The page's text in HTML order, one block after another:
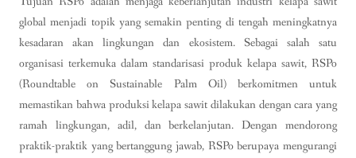
global menjadi topik yang semakin penting di tengah meningkatnya
kesadaran akan lingkungan dan ekosistem. Sebagai salah satu
organisasi terkemuka dalam standarisasi produk kelapa sawit, RSPo
(Roundtable on Sustainable Palm Oil) berkomitmen untuk
memastikan bahwa produksi kelapa sawit dilakukan dengan cara yang
ramah lingkungan, adil, dan berkelanjutan. Dengan mendorong
praktik-praktik yang bertanggung jawab, RSPo berupaya mengurangi